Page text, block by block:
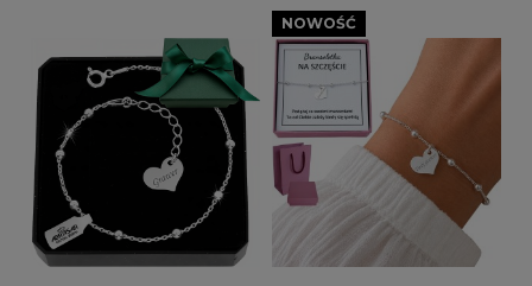
NOWOŚĆ